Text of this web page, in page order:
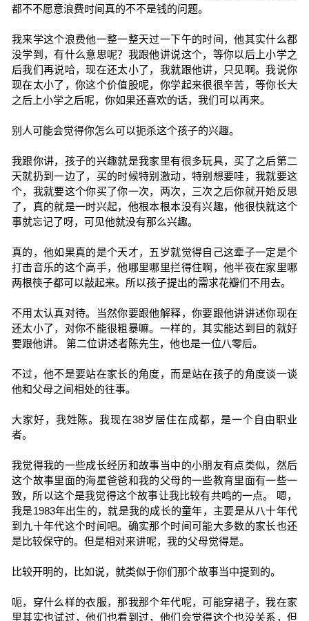
都不不愿意浪费时间真的不不是钱的问题。
我来学这个浪费他一整一整天过一下午的时间，他其实什么都
没学到，有什么意思呢？我跟他讲说这个，等你以后上小学之
后我们再说哈，现在还太小了，我就跟他讲，只见啊。我说你
现在太小了，你这个价值股呢，你学起来很很辛苦，等你长大
之后上小学之后呢，你如果还喜欢的话，我们可以再来。
别人可能会觉得你怎么可以扼杀这个孩子的兴趣。
我跟你讲，孩子的兴趣就是我家里有很多玩具，买了之后第二
天就扔到一边了，买的时候特别激动，特别想要哇，我就要这
个，我就要这个你买了你一次，两次，三次之后你就开始反思
了，真的就是一时兴起，他根本根本没有兴趣，他很快就这个
事就忘记了呀，可见他就没有那么兴趣。
真的，他如果真的是个天才，五岁就觉得自己这辈子一定是个
打击音乐的这个高手，他哪里哪里拦得住啊，他半夜在家里哪
两根筷子都可以敲起来。所以孩子提出的需求花瓣们不用去。
不用太认真对待。当然你要跟他解释，你要跟他讲讲述你现在
还太小了，对你不能很粗暴嘛。一样的，其实能达到目的就好
要跟他讲。 第二位讲述者陈先生，他也是一位八零后。
不过，他不是要站在家长的角度，而是站在孩子的角度谈一谈
他和父母之间相处的往事。
大家好，我姓陈。我现在38岁居住在成都，是一个自由职业
者。
我觉得我的一些成长经历和故事当中的小朋友有点类似，然后
这个故事里面的海星爸爸和我的父母的一些教育里面有一些一
致，所以这个是我觉得这个故事让我比较有共鸣的一点。 嗯，
我是1983年出生的，就是我的成长的童年，主要是从八十年代
到九十年代这个时间吧。确实那个时间可能大多数的家长也还
是比较保守的。但是相对来讲呢，我的父母觉得是。
比较开明的，比如说，就类似于你们那个故事当中提到的。
呃，穿什么样的衣服，那我那个年代呢，可能穿裙子，我在家
里其实也试过，他们也看到过，他们会觉得这个也没关系，但